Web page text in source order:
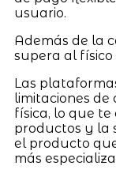
usuario.
Además de la
supera al
Las
limitaciones
física, lo que
productos y la
el producto
más